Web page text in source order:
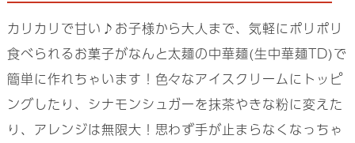
カリカリで甘い♪お子様から大人まで、気軽にポリポリ
食べられるお菓子がなんと太麺の中華麺(生中華麺TD)で
簡単に作れちゃいます！色々なアイスクリームにトッピ
ングしたり、シナモンシュガーを抹茶やきな粉に変えた
り、アレンジは無限大！思わず手が止まらなくなっちゃ